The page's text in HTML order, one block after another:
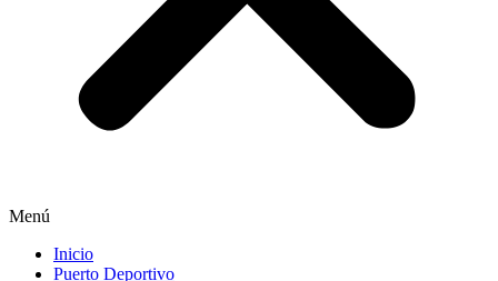
Menú
Inicio
Puerto Deportivo